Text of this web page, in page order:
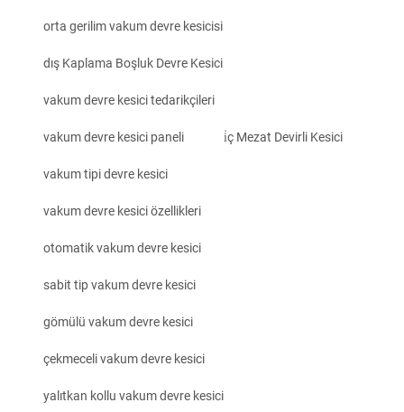
orta gerilim vakum devre kesicisi
dış Kaplama Boşluk Devre Kesici
vakum devre kesici tedarikçileri
vakum devre kesici paneli i̇ç Mezat Devirli Kesici
vakum tipi devre kesici
vakum devre kesici özellikleri
otomatik vakum devre kesici
sabit tip vakum devre kesici
gömülü vakum devre kesici
çekmeceli vakum devre kesici
yalıtkan kollu vakum devre kesici